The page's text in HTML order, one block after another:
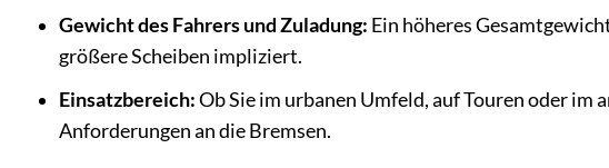
Gewicht des Fahrers und Zuladung: Ein höheres
größere Scheiben impliziert.
Einsatzbereich:Ob Sie im urbanen Umfeld, auf Touren oder
Anforderungen an die Bremsen.